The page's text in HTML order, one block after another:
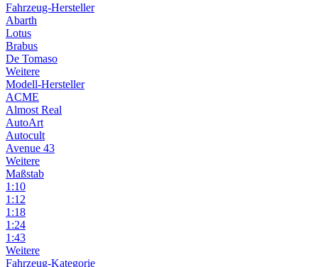
Fahrzeug-Hersteller
Abarth
Lotus
Brabus
De Tomaso
Weitere
Modell-Hersteller
ACME
Almost Real
AutoArt
Autocult
Avenue 43
Weitere
Maßstab
1:10
1:12
1:18
1:24
1:43
Weitere
Fahrzeug-Kategorie